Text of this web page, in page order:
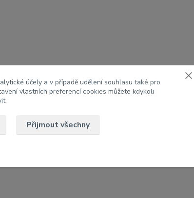
účely a v případě udělení souhlasu také pro
vlastních preferencí cookies můžete kdykoli
Přijmout všechny